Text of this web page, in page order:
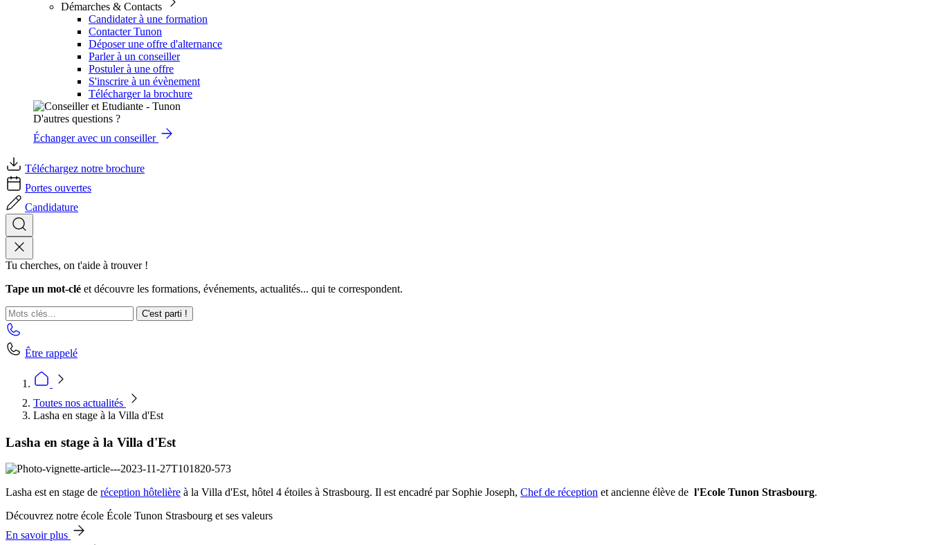
Démarches & Contacts
Candidater à une formation
Contacter Tunon
Déposer une offre d'alternance
Parler à un conseiller
Postuler à une offre
S'inscrire à un évènement
Télécharger la brochure
D'autres questions ?
Échanger avec un conseiller
Téléchargez notre brochure
Portes ouvertes
Candidature
Tu cherches, on t'aide à trouver !
Tape un mot-clé et découvre les formations, événements, actualités... qui te correspondent.
C'est parti !
Être rappelé
Toutes nos actualités
Lasha en stage à la Villa d'Est
Lasha en stage à la Villa d'Est
Lasha est en stage de réception hôtelière à la Villa d'Est, hôtel 4 étoiles à Strasbourg. Il est encadré par Sophie Joseph, Chef de réception et ancienne élève de l'Ecole Tunon Strasbourg.
Découvrez notre école École Tunon Strasbourg et ses valeurs
En savoir plus